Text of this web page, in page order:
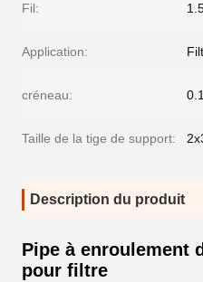
Fil:
Application:
créneau:
Taille de la tige de support:
Description du produit
Pipe à enroulement
pour filtre